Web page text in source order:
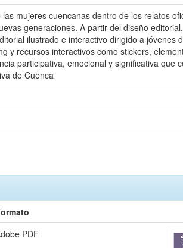
mujeres cuencanas dentro de los relatos
generaciones. A partir del diseño
ilustrado e interactivo dirigido a jóvenes
y recursos interactivos como stickers,
participativa, emocional y significativa que
de Cuenca
PDF